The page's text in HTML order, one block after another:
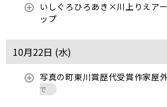
いしぐろひろあき×川上りえア
ップ
10月22日 (水)
写真の町東川賞歴代受賞作家屋
で